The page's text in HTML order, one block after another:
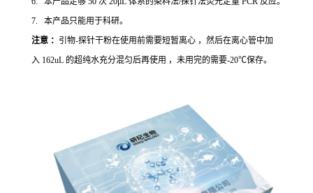
7. 本产品只能用于科研。
注意 ： 引物-探针干粉在使用前需要短暂离心 ，然后在离心管中加
入 162uL 的超纯水充分混匀后再使用 ，未用完的需要-20℃保存。